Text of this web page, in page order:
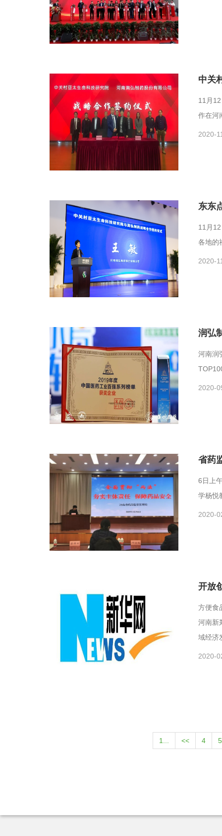
中关
11月
作在河
2020-
东东
11月
各地的
2020-
润弘
河南润
2020-
省药
6日上
学杨悦
2020-
开放
方便食
河南新
域经济
2020-
1... << 4 5